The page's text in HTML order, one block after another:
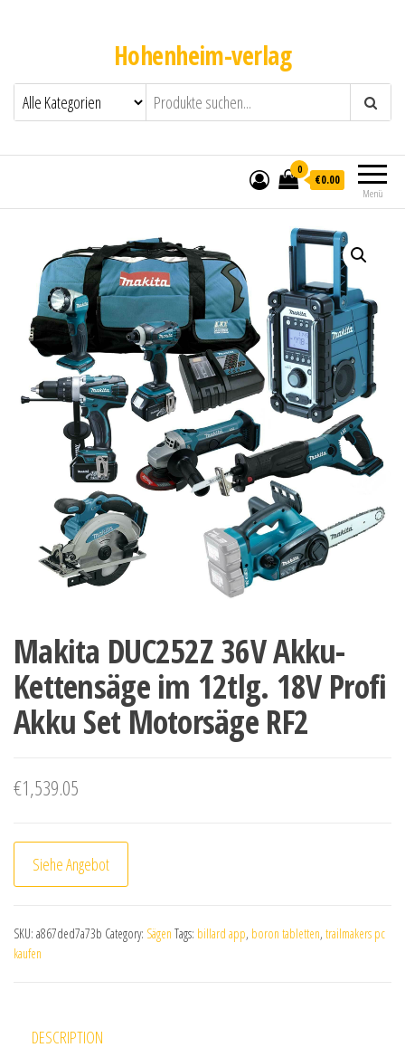
Hohenheim-verlag
Menü
0
€0.00
Makita DUC252Z 36V Akku-
Kettensäge im 12tlg. 18V Profi
Akku Set Motorsäge RF2
€1,539.05
Siehe Angebot
SKU: a867ded7a73b Category: Sägen Tags: billard app, boron tabletten, trailmakers pc
kaufen
DESCRIPTION